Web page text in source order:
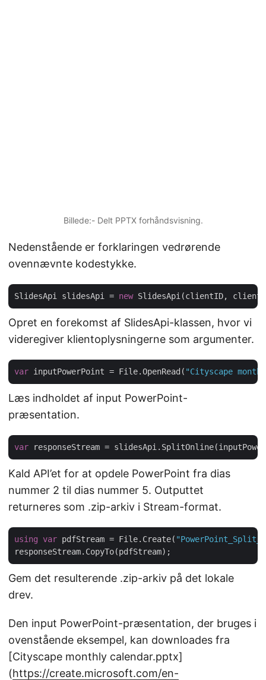
Billede:- Delt PPTX forhåndsvisning.
Nedenstående er forklaringen vedrørende
ovennævnte kodestykke.
SlidesApi slidesApi = new
Opret en forekomst af SlidesApi-klassen, hvor vi
videregiver klientoplysningerne som argumenter.
var inputPowerPoint = File.OpenRead( "Cityscape
Læs indholdet af input PowerPoint-
præsentation.
var responseStream =
Kald API’et for at opdele PowerPoint fra dias
nummer 2 til dias nummer 5. Outputtet
returneres som .zip-arkiv i Stream-format.
using var pdfStream = File.Create(
Gem det resulterende .zip-arkiv på det lokale
drev.
Den input PowerPoint-præsentation, der bruges i
ovenstående eksempel, kan downloades fra
[Cityscape monthly calendar.pptx]
(https://create.microsoft.com/en-